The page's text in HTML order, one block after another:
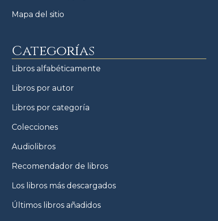
Mapa del sitio
Categorías
Libros alfabéticamente
Libros por autor
Libros por categoría
Colecciones
Audiolibros
Recomendador de libros
Los libros más descargados
Últimos libros añadidos